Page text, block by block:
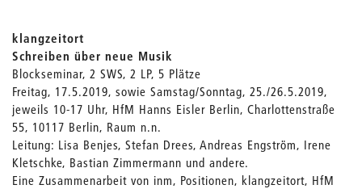
klangzeitort
Schreiben über neue Musik
Blockseminar, 2 SWS, 2 LP, 5 Plätze
Freitag, 17.5.2019, sowie Samstag/Sonntag, 25./26.5.2019,
jeweils 10-17 Uhr, HfM Hanns Eisler Berlin, Charlottenstraße
55, 10117 Berlin, Raum n.n.
Leitung: Lisa Benjes, Stefan Drees, Andreas Engström, Irene
Kletschke, Bastian Zimmermann und andere.
Eine Zusammenarbeit von inm, Positionen, klangzeitort, HfM